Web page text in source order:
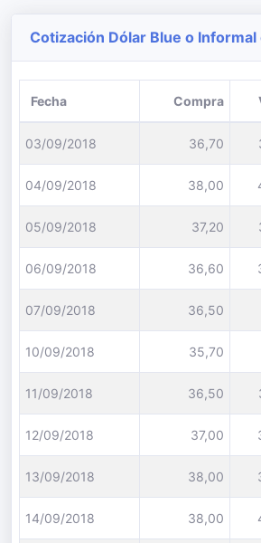
Cotización Dólar Blue o Informal
Fecha Compra
03/09/2018 36,70
04/09/2018 38,00
05/09/2018 37,20
06/09/2018 36,60
07/09/2018 36,50
10/09/2018 35,70
11/09/2018 36,50
12/09/2018 37,00
13/09/2018 38,00
14/09/2018 38,00